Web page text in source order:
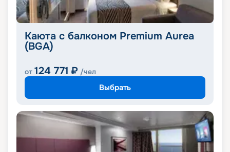
Каюта с балконом Premium Aurea
(BGA)
от 124 771 ₽ /чел
Выбрать